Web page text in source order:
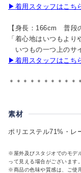
▶着用スタッフはこち
【身長：166cm 普段
「着心地はいつもより
いつもの一つ上のサ
▶着用スタッフはこち
＊＊＊＊＊＊＊＊＊＊
素材
ポリエステル71%・レ
※屋外及びスタジオでのモデ
って見える場合がございます
※商品の色味や質感は、ご使